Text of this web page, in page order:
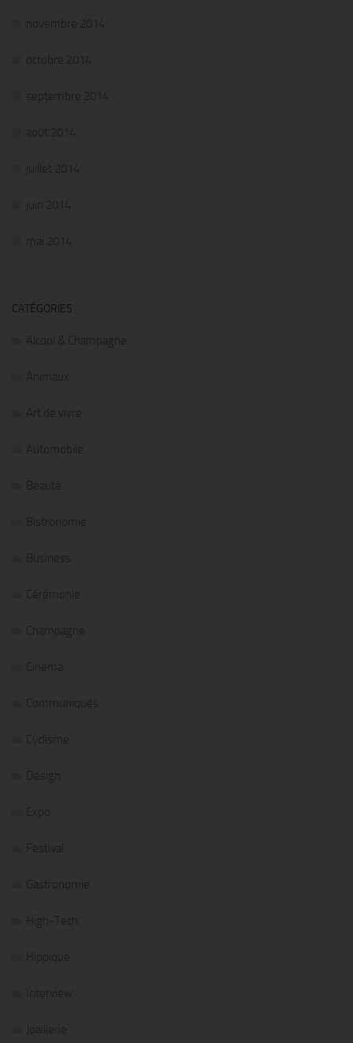
novembre 2014
octobre 2014
septembre 2014
août 2014
juillet 2014
juin 2014
mai 2014
CATÉGORIES
Alcool & Champagne
Animaux
Art de vivre
Automobile
Beauté
Bistronomie
Business
Cérémonie
Champagne
Cinéma
Communiqués
Cyclisme
Design
Expo
Festival
Gastronomie
High-Tech
Hippique
Interview
Joaillerie